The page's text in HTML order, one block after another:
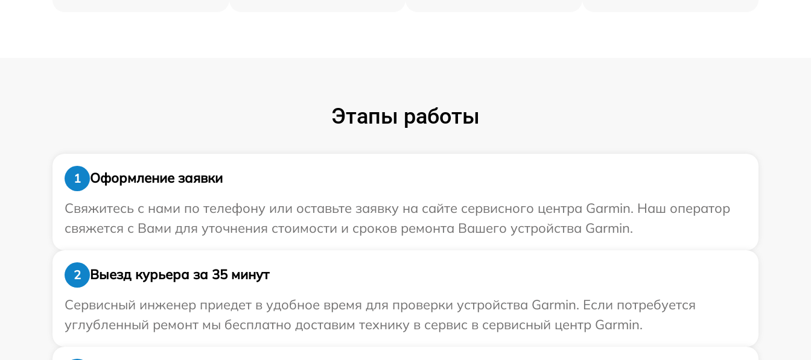
Этапы работы
1
Оформление заявки
Свяжитесь с нами по телефону или оставьте заявку на сайте сервисного центра Garmin. Наш оператор
свяжется с Вами для уточнения стоимости и сроков ремонта Вашего устройства Garmin.
2
Выезд курьера за 35 минут
Сервисный инженер приедет в удобное время для проверки устройства Garmin. Если потребуется
углубленный ремонт мы бесплатно доставим технику в сервис в сервисный центр Garmin.